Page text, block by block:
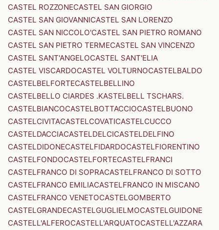
CASTEL ROZZONECASTEL SAN GIORGIO
CASTEL SAN GIOVANNICASTEL SAN LORENZO
CASTEL SAN NICCOLO'CASTEL SAN PIETRO ROMANO
CASTEL SAN PIETRO TERMECASTEL SAN VINCENZO
CASTEL SANT'ANGELOCASTEL SANT'ELIA
CASTEL VISCARDOCASTEL VOLTURNOCASTELBALDO
CASTELBELFORTECASTELBELLINO
CASTELBELLO CIARDES .KASTELBELL TSCHARS.
CASTELBIANCOCASTELBOTTACCIOCASTELBUONO
CASTELCIVITACASTELCOVATICASTELCUCCO
CASTELDACCIACASTELDELCICASTELDELFINO
CASTELDIDONECASTELFIDARDOCASTELFIORENTINO
CASTELFONDOCASTELFORTECASTELFRANCI
CASTELFRANCO DI SOPRACASTELFRANCO DI SOTTO
CASTELFRANCO EMILIACASTELFRANCO IN MISCANO
CASTELFRANCO VENETOCASTELGOMBERTO
CASTELGRANDECASTELGUGLIELMOCASTELGUIDONE
CASTELL'ALFEROCASTELL'ARQUATOCASTELL'AZZARA